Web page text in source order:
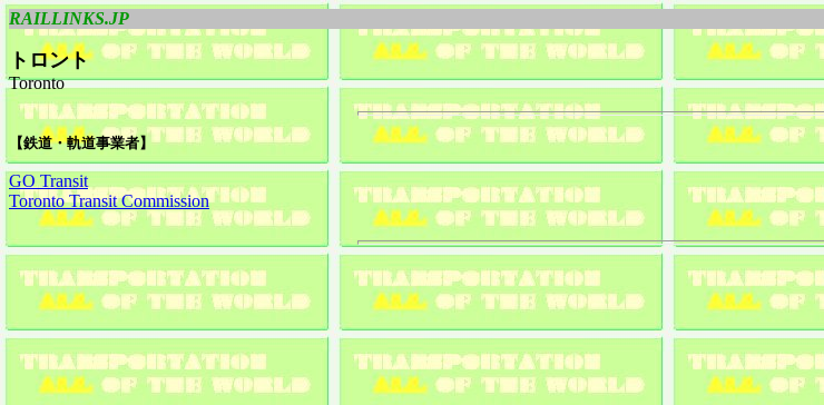
RAILLINKS.JP
トロント
Toronto
【鉄道・軌道事業者】
GO Transit
Toronto Transit Commission